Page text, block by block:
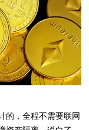
的，全程不需要联网